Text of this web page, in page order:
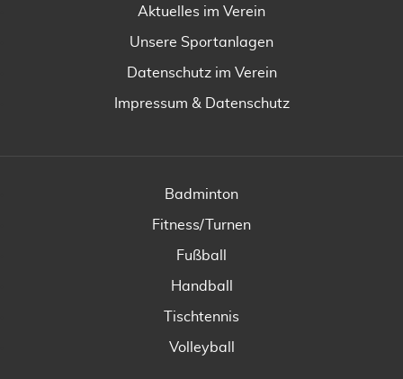
Aktuelles im Verein
Unsere Sportanlagen
Datenschutz im Verein
Impressum & Datenschutz
Badminton
Fitness/Turnen
Fußball
Handball
Tischtennis
Volleyball